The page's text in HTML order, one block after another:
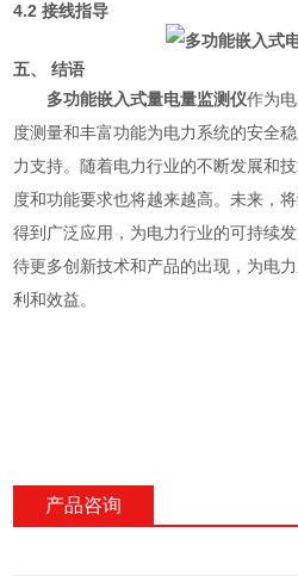
4.2 接线指导
五、 结语
多功能嵌入式量电量监测仪作为
度测量和丰富功能为电力系统的安全
力支持。随着电力行业的不断发展和
度和功能要求也将越来越高。未来，
得到广泛应用，为电力行业的可持续
待更多创新技术和产品的出现，为电
利和效益。
产品咨询